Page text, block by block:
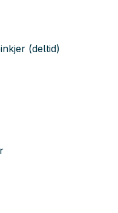
(deltid)